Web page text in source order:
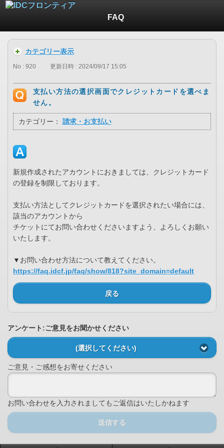
FAQ
カテゴリー表示
No : 920 更新日時 : 2024/09/17 15:05
支払い方法の選択画面でクレジットカードを選べま
せん。
カテゴリー： 請求・お支払い
新規作成されたアカウントにおきましては、クレジットカード
の登録を制限しております。
支払い方法としてクレジットカードを選択されたい場合には、
該当のアカウントから
チケットにてお問い合わせくださいますよう、よろしくお願い
いたします。
▼お問い合わせ方法について教えてください。
https://faq.idcf.jp/faq/show/818?site_domain=default
戻る
アンケート:ご意見をお聞かせください
(選択してください)
ご意見・ご感想をお寄せください
お問い合わせを入力されましてもご返信はいたしかねます
送信する